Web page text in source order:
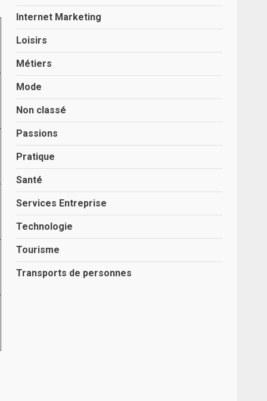
Internet Marketing
Loisirs
Métiers
Mode
Non classé
Passions
Pratique
Santé
Services Entreprise
Technologie
Tourisme
Transports de personnes